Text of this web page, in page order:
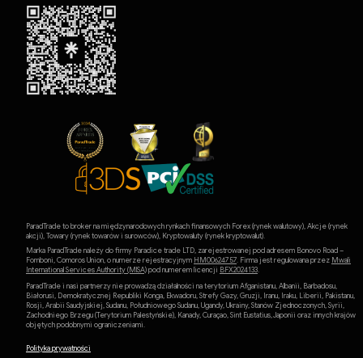
ParadTrade to broker na międzynarodowych rynkach finansowych Forex (rynek walutowy), Akcje (rynek
akcji), Towary (rynek towarów i surowców), Kryptowaluty (rynek kryptowalut).
Marka ParadTrade należy do firmy Paradice trade LTD, zarejestrowanej pod adresem Bonovo Road –
Fomboni, Comoros Union, o numerze rejestracyjnym HM00624757. Firma jest regulowana przez Mwali
International Services Authority (MlSA)pod numerem licencji BFX2024133.
ParadTrade i nasi partnerzy nie prowadzą działalności na terytorium Afganistanu, Albanii, Barbadosu,
Białorusi, Demokratycznej Republiki Konga, Ekwadoru, Strefy Gazy, Gruzji, Iranu, Iraku, Liberii, Pakistanu,
Rosji, Arabii Saudyjskiej, Sudanu, Południowego Sudanu, Ugandy, Ukrainy, Stanów Zjednoczonych, Syrii,
Zachodniego Brzegu (Terytorium Palestyńskie), Kanady, Curaçao, Sint Eustatius, Japonii oraz innych krajów
objętych podobnymi ograniczeniami.
Polityka prywatności